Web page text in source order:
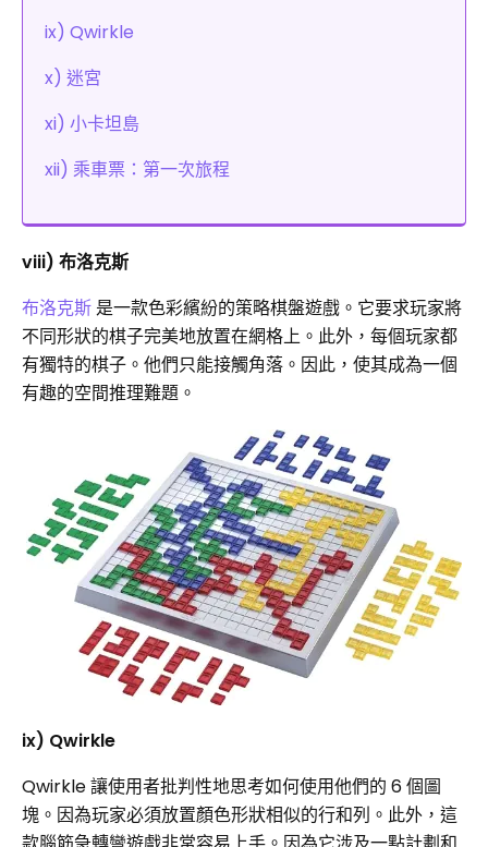
ix) Qwirkle
x) 迷宮
xi) 小卡坦島
xii) 乘車票：第一次旅程
viii) 布洛克斯
布洛克斯是一款色彩繽紛的策略棋盤遊戲。它要求玩家將
不同形狀的棋子完美地放置在網格上。此外，每個玩家都
有獨特的棋子。他們只能接觸角落。因此，使其成為一個
有趣的空間推理難題。
ix) Qwirkle
Qwirkle 讓使用者批判性地思考如何使用他們的 6 個圖
塊。因為玩家必須放置顏色形狀相似的行和列。此外，這